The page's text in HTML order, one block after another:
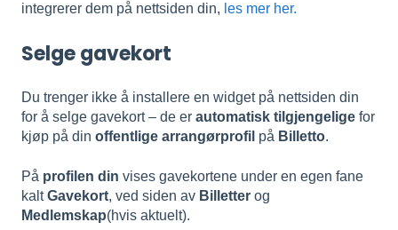
integrerer dem på nettsiden din, les mer her.
Selge gavekort
Du trenger ikke å installere en widget på nettsiden din
for å selge gavekort – de er automatisk tilgjengelige for
kjøp på din offentlige arrangørprofil på Billetto.
På profilen din vises gavekortene under en egen fane
kaltGavekort, ved siden av Billetter og
Medlemskap(hvis aktuelt).